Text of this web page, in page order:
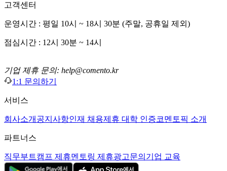
고객센터
운영시간 : 평일 10시 ~ 18시 30분 (주말, 공휴일 제외)
점심시간 : 12시 30분 ~ 14시
기업 제휴 문의: help@comento.kr
1:1 문의하기
서비스
회사소개 공지사항인재 채용제휴 대학 인증코멘토픽 소개
파트너스
직무부트캠프 제휴멘토링 제휴광고문의 기업 교육